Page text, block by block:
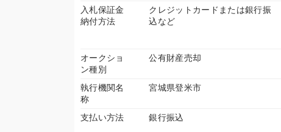
入札保証金
納付方法
クレジットカードまたは銀行振
込など
オークショ
ン種別
公有財産売却
執行機関名
称
宮城県登米市
支払い方法 銀行振込